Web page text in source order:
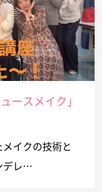
ースメイク」
イクの技術と
デレ…